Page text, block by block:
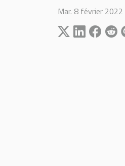
Mar. 8 février 2022